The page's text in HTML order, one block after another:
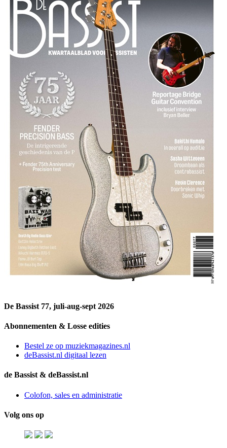
De Bassist 77, juli-aug-sept 2026
Abonnementen & Losse edities
Bestel ze op muziekmagazines.nl
deBassist.nl digitaal lezen
de Bassist & deBassist.nl
Colofon, sales en administratie
Volg ons op